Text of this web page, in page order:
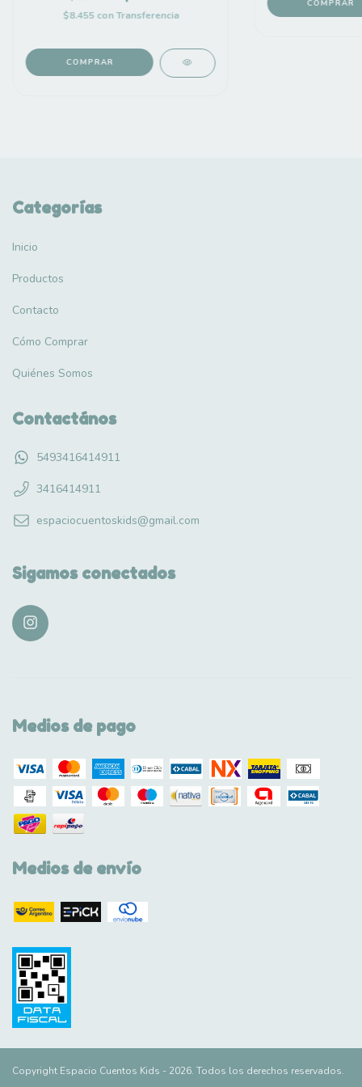
$8.455con Transferencia
Categorías
Inicio
Productos
Contacto
Cómo Comprar
Quiénes Somos
Contactános
5493416414911
3416414911
espaciocuentoskids@gmail.com
Sigamos conectados
Medios de pago
Medios de envío
Copyright Espacio Cuentos Kids - 2026. Todos los derechos reservados.